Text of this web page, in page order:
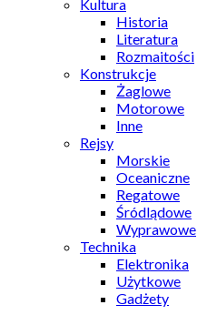
Kultura
Historia
Literatura
Rozmaitości
Konstrukcje
Żaglowe
Motorowe
Inne
Rejsy
Morskie
Oceaniczne
Regatowe
Śródlądowe
Wyprawowe
Technika
Elektronika
Użytkowe
Gadżety